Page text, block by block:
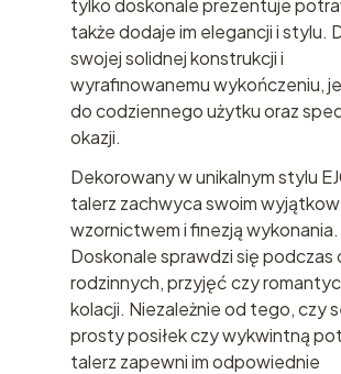
tylko doskonale prezentuje
także dodaje im elegancji i stylu.
swojej solidnej konstrukcji i
wyrafinowanemu wykończeniu,
do codziennego użytku oraz
okazji.
Dekorowany w unikalnym stylu
talerz zachwyca swoim
wzornictwem i finezją wykonania.
Doskonale sprawdzi się podczas
rodzinnych, przyjęć czy
kolacji. Niezależnie od tego, czy
prosty posiłek czy wykwintną
talerz zapewni im odpowiednie